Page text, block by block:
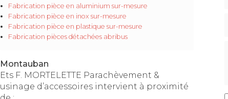
Fabrication pièce en aluminium sur-mesure
Fabrication pièce en inox sur-mesure
Fabrication pièce en plastique sur-mesure
Fabrication pièces détachées abribus
Montauban
Ets F. MORTELETTE Parachèvement &
usinage d’accessoires intervient à proximité